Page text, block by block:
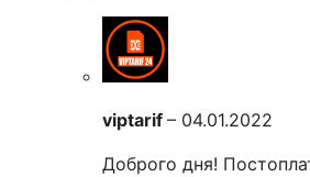
viptarif – 04.01.2022
Доброго дня!